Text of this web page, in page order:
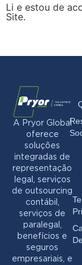
Li e estou de
Site.
A Pryor Global
oferece
soluções
integradas de
representação
legal, serviços
de outsourcing
contábil,
serviços de
paralegal,
benefícios e
seguros
empresariais, e